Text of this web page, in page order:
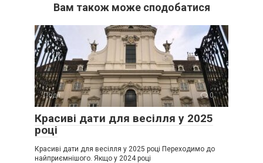
Вам також може сподобатися
Події 0
Красиві дати для весілля у 2025
році
Красиві дати для весілля у 2025 році Переходимо до
найприємнішого. Якщо у 2024 році